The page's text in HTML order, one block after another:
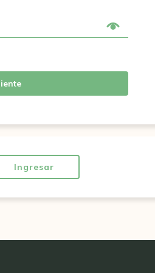
Ingresar